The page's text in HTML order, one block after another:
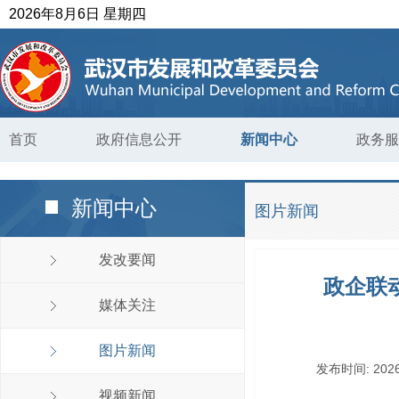
2026年8月6日 星期四
首页 政府信息公开 新闻中心 政务
新闻中心
发改要闻
媒体关注
图片新闻
视频新闻
图片新闻
政企联
发布时间: